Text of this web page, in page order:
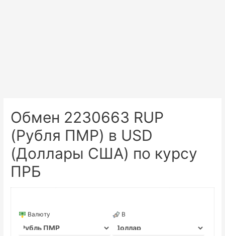
Обмен 2230663 RUP
(Рубля ПМР) в USD
(Доллары США) по курсу
ПРБ
Валюту В